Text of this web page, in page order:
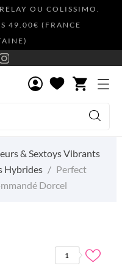
OU COLISSIMO.
49.00€ (FRANCE
shopping_cart
& Sextoys Vibrants
Hybrides
Perfect
Dorcel
1